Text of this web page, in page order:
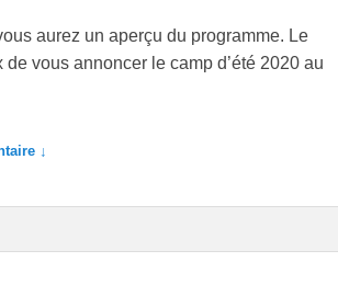
aurez un aperçu du programme. Le
vous annoncer le camp d’été 2020 au
↓